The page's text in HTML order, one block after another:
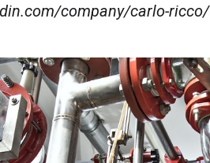
company/carlo-ricco/